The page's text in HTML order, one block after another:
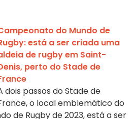
do Mundo de
está a ser criada uma
de rugby em Saint-
perto do Stade de
dois passos do Stade de
o local emblemático do
de Rugby de 2023, está a ser